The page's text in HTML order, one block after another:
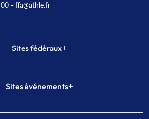
- ffa@athle.fr
Sites fédéraux+
Plateforme Formation
Sites événements+
Meeting de Paris indoor